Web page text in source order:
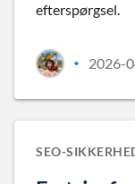
efterspørgsel.
• 2026-
SEO-